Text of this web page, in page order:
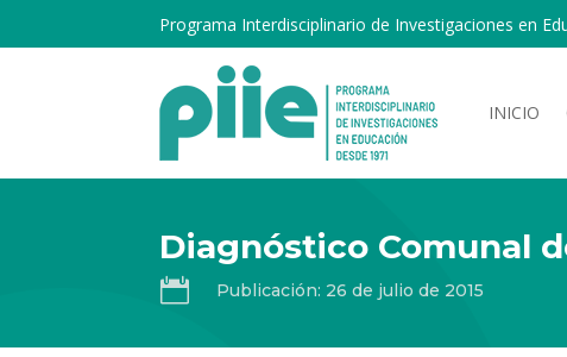
Programa Interdisciplinario de Investigaciones en
INICIO
Diagnóstico Comunal
 Publicación: 26 de julio de 2015